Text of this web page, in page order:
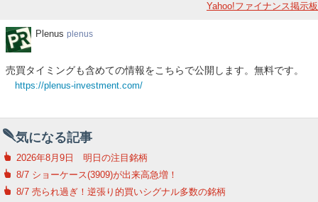
Yahoo!ファイナンス掲示板
Plenus
Plenus plenus
売買タイミングも含めての情報をこちらで公開します。無料です。
https://plenus-investment.com/
気になる記事
2026年8月9日 明日の注目銘柄
8/7 ショーケース(3909)が出来高急増！
8/7 売られ過ぎ！逆張り的買いシグナル多数の銘柄